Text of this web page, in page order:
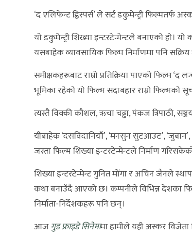
‘द एलिफेन्ट ह्विस्पर्स’ ले सर्ट डकुमेन्ट्री
यो डकुमेन्ट्री शिख्या इन्टरटेन्मेन्टले बनाएको हो।
यसबाहेक व्यावसायिक फिल्म निर्माणमा पनि
समीक्षकहरूबाट राम्रो प्रतिक्रिया पाएको फिल्म
भूमिका रहेको यो फिल्म सदाबहार राम्रो फिल्मको
त्यस्तै विक्की कौशल, ऋचा चढ्ढा, पंकज त्रिपाठी,
यीबाहेक ‘दसविदानियाँ’, ‘मनसुन सुटआउट’, ‘जुबान’,
जस्ता फिल्म शिख्या इन्टरटेन्मेन्टले निर्माण
शिख्या इन्टरटेन्मेन्ट गुनित मोंगा र अचिन जैनले
कथा बनाउँदै आएको छ। कम्पनीले विभिन्न देशका
निर्माता-निर्देशकहरू पनि छन्।
आज गुड फ्राइडे सिनेमामा हामीले यही अस्कर